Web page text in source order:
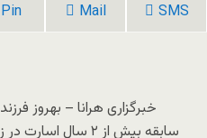
Pin Mail SMS
خبرگزاری هرانا – بهروز